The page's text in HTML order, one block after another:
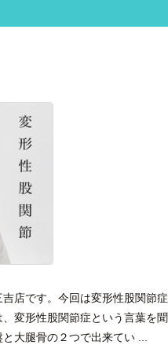
店です。 今回は変形性股関節症
、変形性股関節症という言葉を聞
大腿骨の２つで出来てい ...